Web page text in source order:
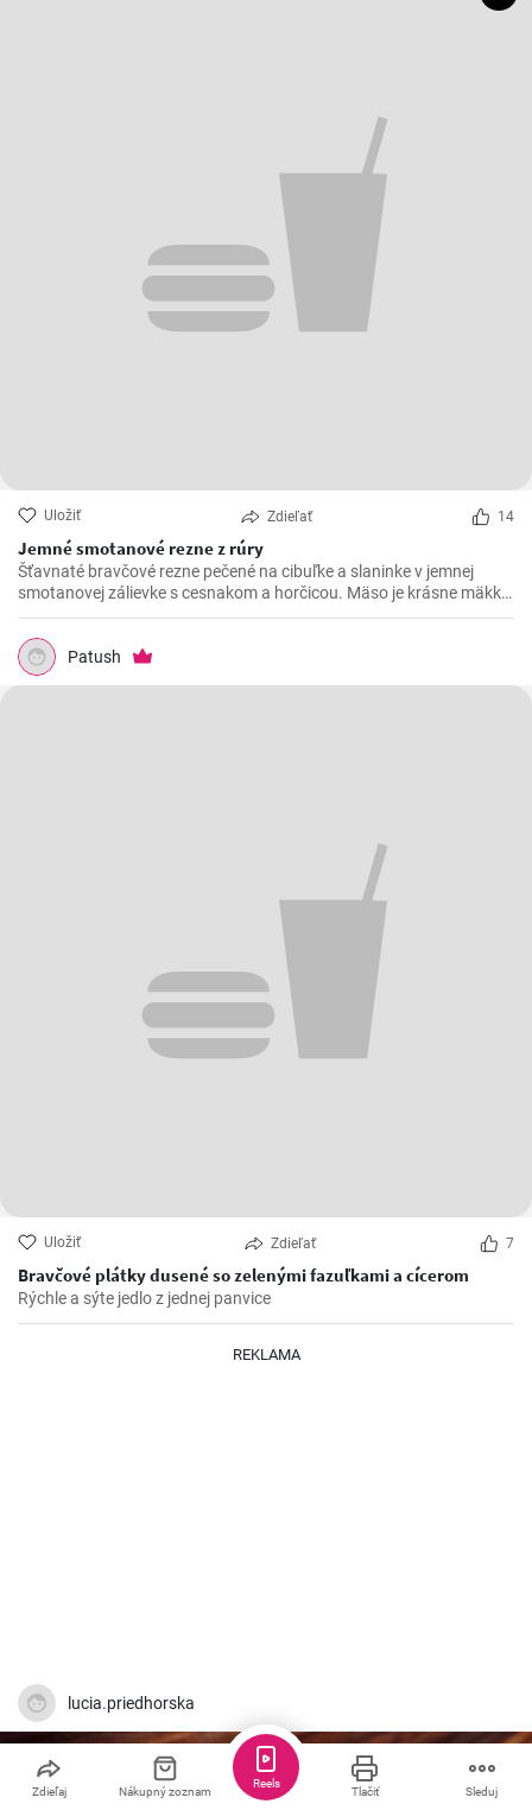
Uložiť Zdieľať 14
Jemné smotanové rezne z rúry
Šťavnaté bravčové rezne pečené na cibuľke a slaninke v jemnej
smotanovej zálievke s cesnakom a horčicou. Mäso je krásne mäkké
a doslova sa rozpadá.
Patush
Uložiť Zdieľať 7
Bravčové plátky dusené so zelenými fazuľkami a cícerom
Rýchle a sýte jedlo z jednej panvice
REKLAMA
lucia.priedhorska
Zdieľaj Nákupný zoznam Tlačiť Sleduj
Reels